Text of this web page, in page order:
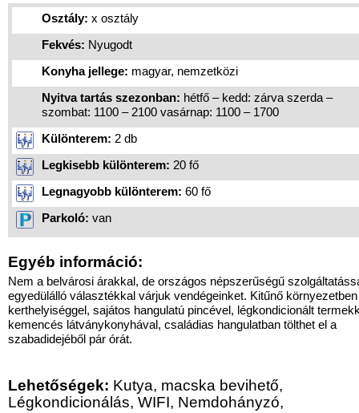
Osztály: x osztály
Fekvés: Nyugodt
Konyha jellege: magyar, nemzetközi
Nyitva tartás szezonban: hétfő – kedd: zárva szerda –
szombat: 1100 – 2100 vasárnap: 1100 – 1700
Különterem: 2 db
Legkisebb különterem: 20 fő
Legnagyobb különterem: 60 fő
Parkoló: van
Egyéb információ:
Nem a belvárosi árakkal, de országos népszerűségű
egyedülálló választékkal várjuk vendégeinket. Kitűnő környezetben
kerthelyiséggel, sajátos hangulatú pincével, légkondicionált
kemencés látványkonyhával, családias hangulatban tölthet el a
szabadidejéből pár órát.
Lehetőségek: Kutya, macska bevihető,
Légkondicionálás, WIFI, Nemdohányzó,